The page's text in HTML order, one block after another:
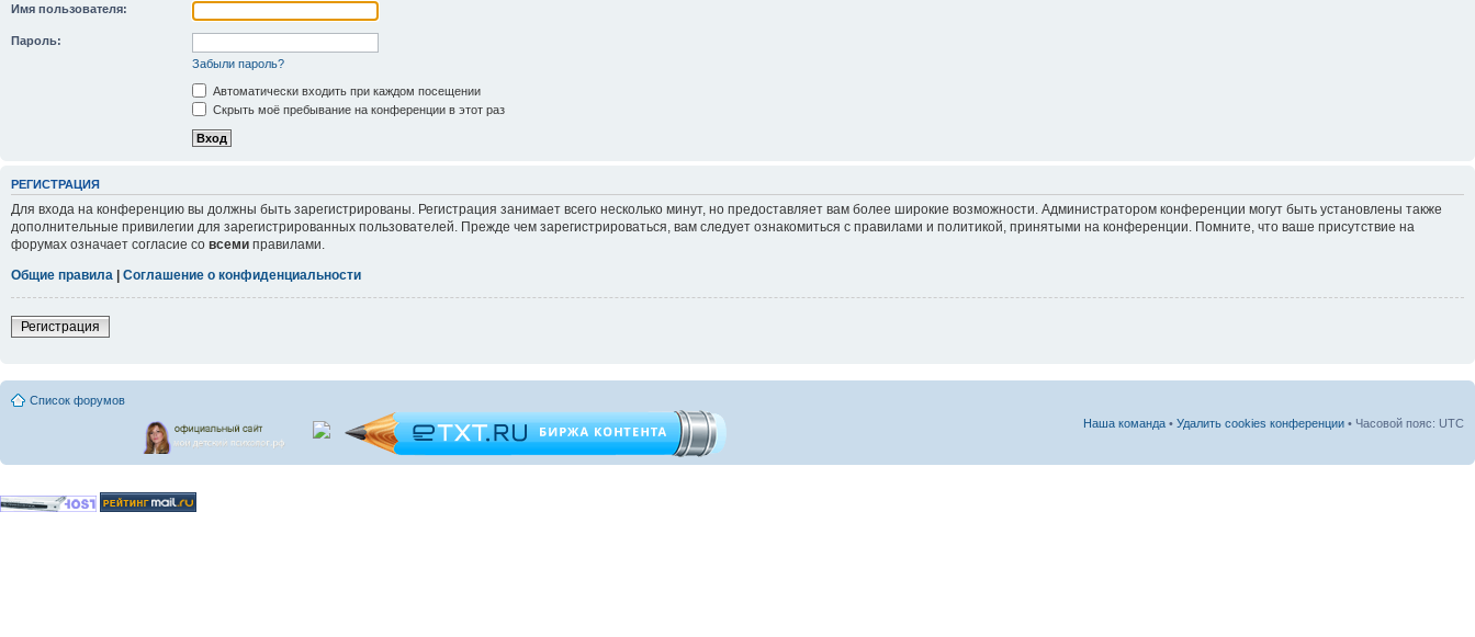
Имя пользователя:
Пароль:
Забыли пароль?
Автоматически входить при каждом посещении
Скрыть моё пребывание на конференции в этот раз
РЕГИСТРАЦИЯ
Для входа на конференцию вы должны быть зарегистрированы. Регистрация занимает всего несколько минут, но предоставляет вам более широкие возможности. Администратором конференции могут быть установлены также
дополнительные привилегии для зарегистрированных пользователей. Прежде чем зарегистрироваться, вам следует ознакомиться с правилами и политикой, принятыми на конференции. Помните, что ваше присутствие на
форумах означает согласие со всеми правилами.
Общие правила
Соглашение о конфиденциальности
Регистрация
Список форумов
Наша команда • Удалить cookies конференции • Часовой пояс: UTC